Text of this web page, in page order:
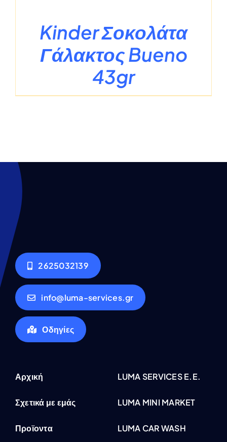
Kinder Σοκολάτα
Γάλακτος Bueno
43gr
2625032139
info@luma-services.gr
Οδηγίες
Αρχική
Σχετικά με εμάς
Προϊοντα
LUMA SERVICES E.E.
LUMA MINI MARKET
LUMA CAR WASH